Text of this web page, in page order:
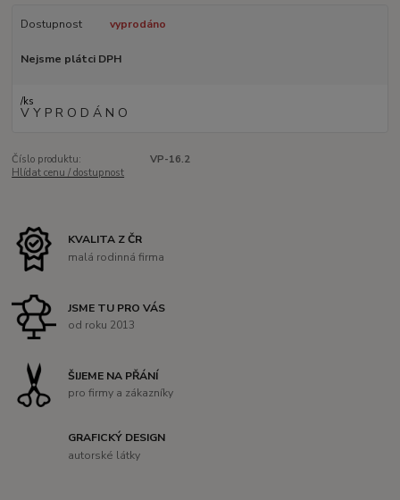
Dostupnost vyprodáno
Nejsme plátci DPH
/ks
V Y P R O D Á N O
Číslo produktu:
VP-16.2
Hlídat cenu / dostupnost
KVALITA Z ČR
malá rodinná firma
JSME TU PRO VÁS
od roku 2013
ŠIJEME NA PŘÁNÍ
pro firmy a zákazníky
GRAFICKÝ DESIGN
autorské látky